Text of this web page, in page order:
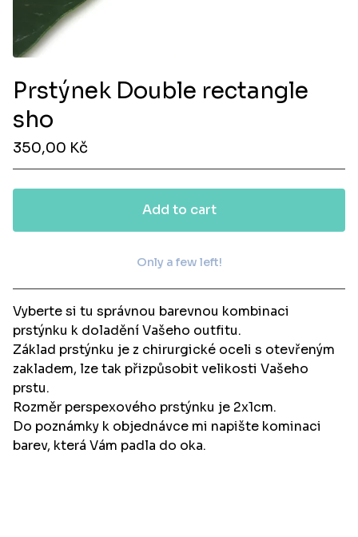
Prstýnek Double rectangle
sho
350,00 Kč
Add to cart
View cart
Only a few left!
Vyberte si tu správnou barevnou kombinaci
prstýnku k doladění Vašeho outfitu.
Základ prstýnku je z chirurgické oceli s otevřeným
zakladem, lze tak přizpůsobit velikosti Vašeho
prstu.
Rozměr perspexového prstýnku je 2x1cm.
Do poznámky k objednávce mi napište kominaci
barev, která Vám padla do oka.